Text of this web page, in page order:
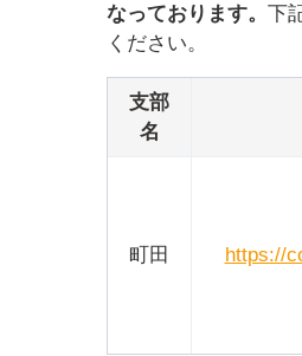
なっております。 下
ください。
支部
名
町田 https://